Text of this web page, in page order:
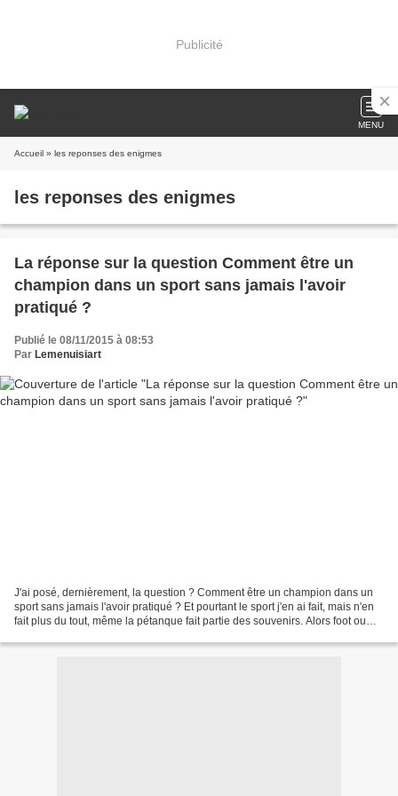
Publicité
MENU
Accueil » les reponses des enigmes
les reponses des enigmes
La réponse sur la question Comment être un
champion dans un sport sans jamais l'avoir
pratiqué ?
Publié le 08/11/2015 à 08:53
Par Lemenuisiart
J'ai posé, dernièrement, la question ? Comment être un champion dans un
sport sans jamais l'avoir pratiqué ? Et pourtant le sport j'en ai fait, mais n'en
fait plus du tout, même la pétanque fait partie des souvenirs. Alors foot ou